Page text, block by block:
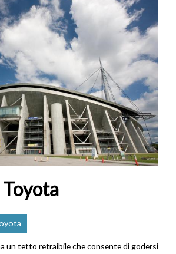
un tetto retraibile che consente di godersi